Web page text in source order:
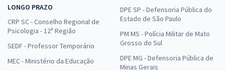
LONGO PRAZO
CRP SC - Conselho Regional de
Psicologia - 12ª Região
SEDF - Professor Temporário
MEC - Ministério da Educação
DPE SP - Defensoria Pública do
Estado de São Paulo
PM MS - Polícia Militar de Mato
Grosso do Sul
DPE MG - Defensoria Pública de
Minas Gerais